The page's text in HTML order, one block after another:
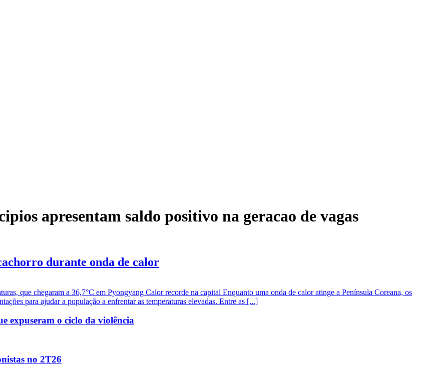
apresentam saldo positivo na geracao de vagas
durante onda de calor
que chegaram a 36,7°C em Pyongyang Calor recorde na capital Enquanto uma onda de calor atinge a Península Coreana, os
para ajudar a população a enfrentar as temperaturas elevadas. Entre as [...]
expuseram o ciclo da violência
no 2T26